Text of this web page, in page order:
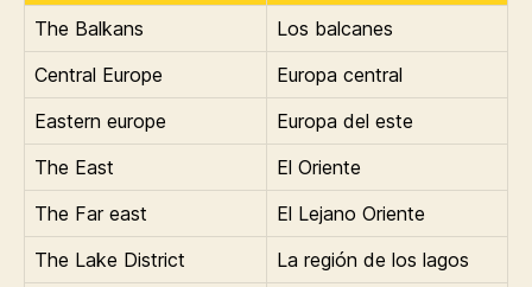
The Balkans
Los balcanes
Central Europe
Europa central
Eastern europe
Europa del este
The East
El Oriente
The Far east
El Lejano Oriente
The Lake District
La región de los lagos